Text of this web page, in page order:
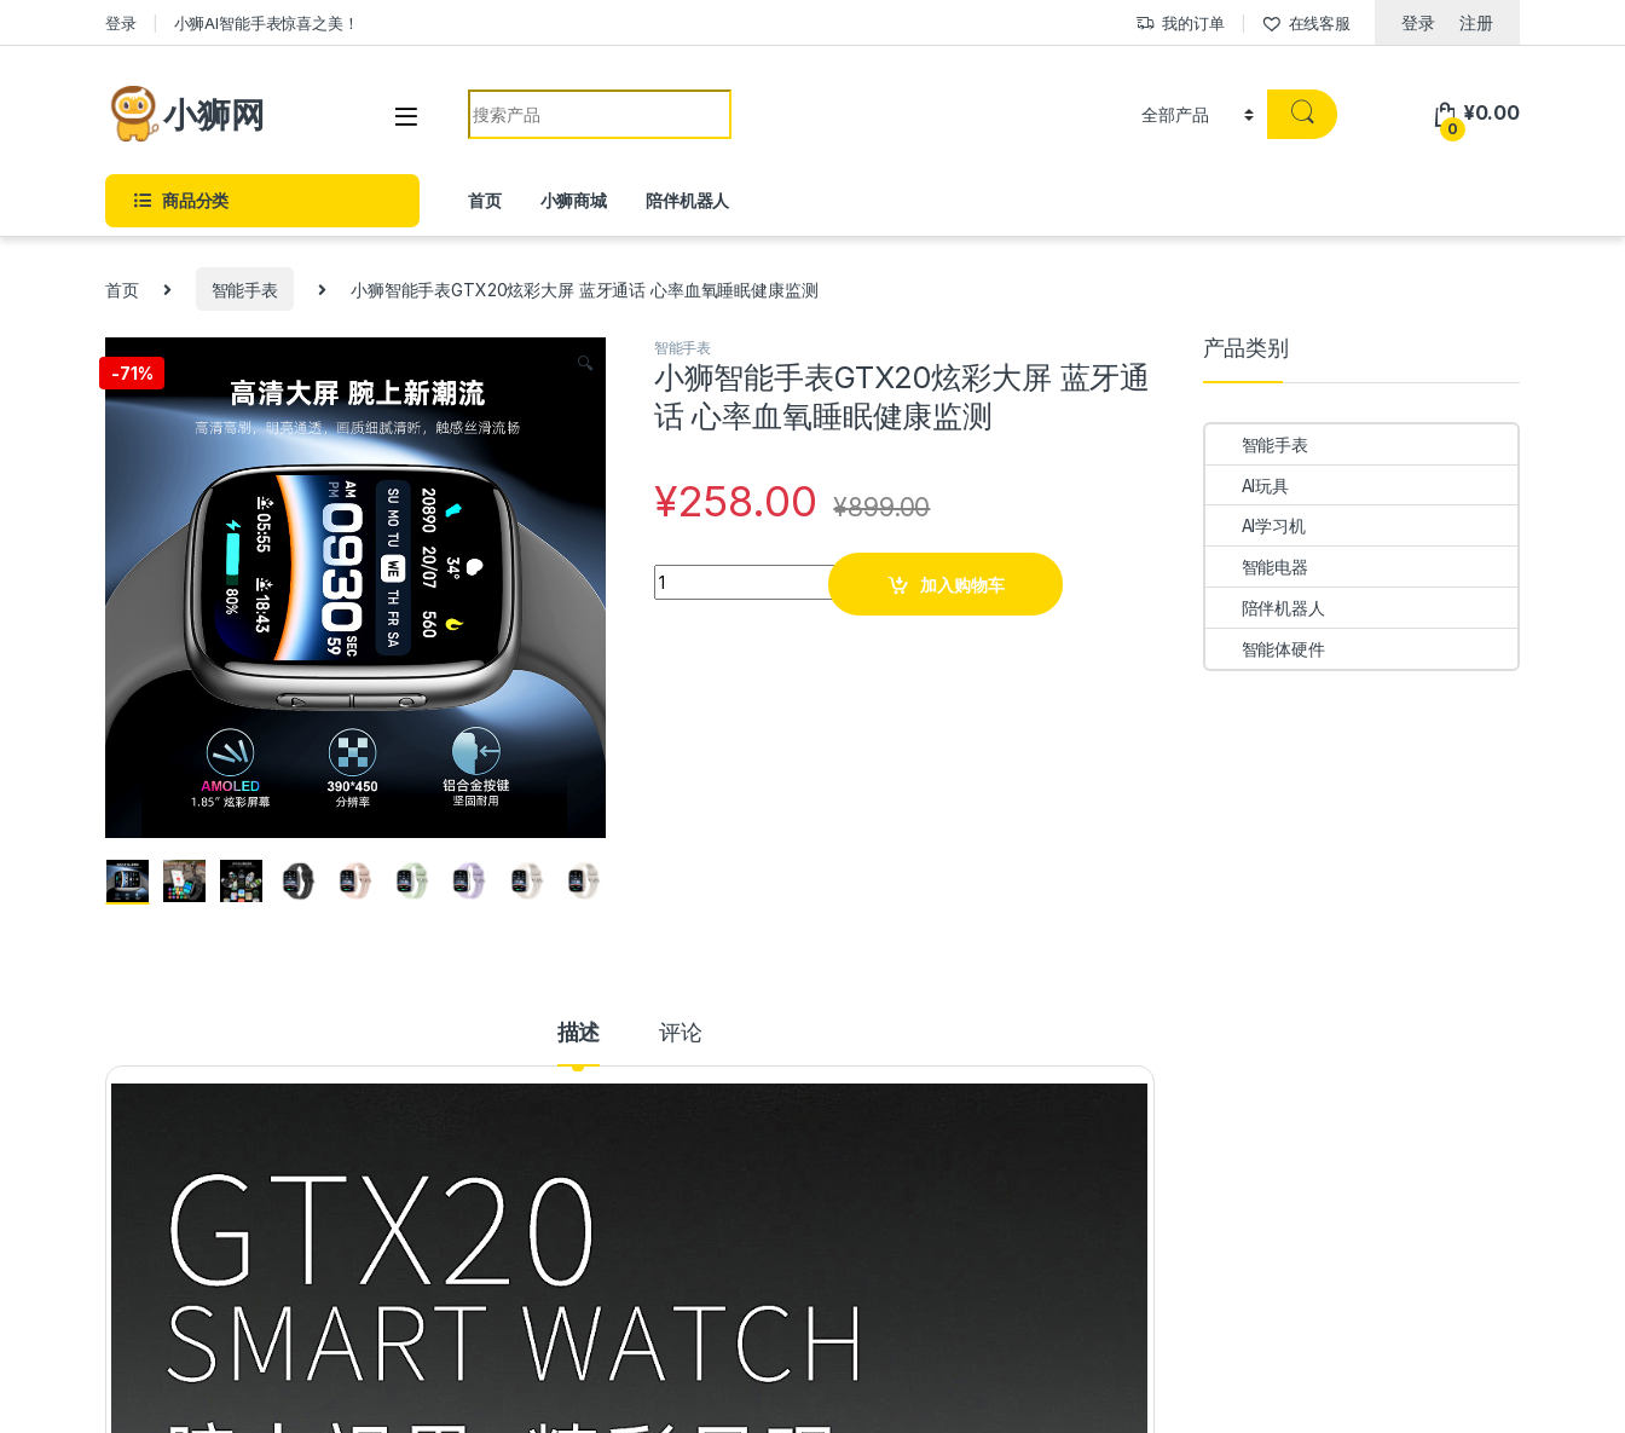
Skip to navigation
Skip to content登录 小狮AI智能手表惊喜之美！ 我的订单 在线客服 登录 注册
小狮网 Search for:
0
¥0.00
商品分类 首页 小狮商城 陪伴机器人
首页 智能手表 小狮智能手表GTX20炫彩大屏 蓝牙通话 心率血氧睡眠健康监测
-71% 🔍
智能手表
小狮智能手表GTX20炫彩大屏 蓝牙通
话 心率血氧睡眠健康监测
¥258.00 ¥899.00
Quantity
加入购物车
描述 评论
产品类别
智能手表
AI玩具
AI学习机
智能电器
陪伴机器人
智能体硬件